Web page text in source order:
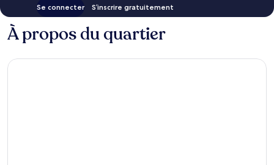
Se connecter S’inscrire gratuitement
À propos du quartier